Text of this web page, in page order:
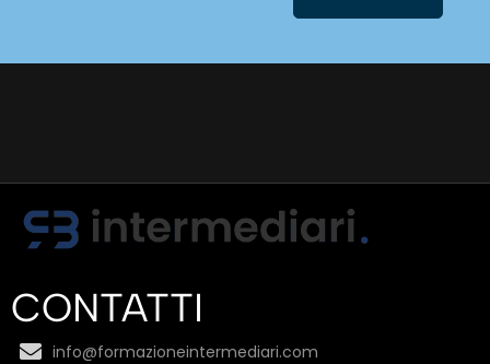
CONTATTI
info@formazioneintermediari.com